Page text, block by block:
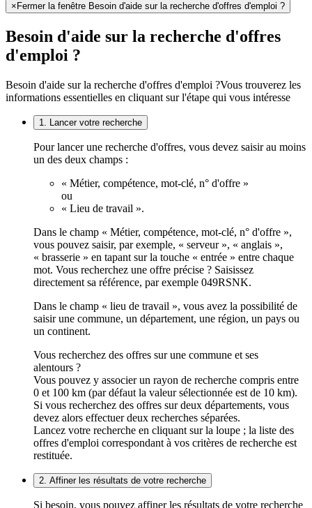
× Fermer la fenêtre Besoin d'aide sur la recherche d'offres d'emploi ?
Besoin d'aide sur la recherche d'offres
d'emploi ?
Besoin d'aide sur la recherche d'offres d'emploi ?Vous trouverez les
informations essentielles en cliquant sur l'étape qui vous intéresse
1. Lancer votre recherche
Pour lancer une recherche d'offres, vous devez saisir au moins
un des deux champs :
« Métier, compétence, mot-clé, n° d'offre »
ou
« Lieu de travail ».
Dans le champ « Métier, compétence, mot-clé, n° d'offre »,
vous pouvez saisir, par exemple, « serveur », « anglais »,
« brasserie » en tapant sur la touche « entrée » entre chaque
mot. Vous recherchez une offre précise ? Saisissez
directement sa référence, par exemple 049RSNK.
Dans le champ « lieu de travail », vous avez la possibilité de
saisir une commune, un département, une région, un pays ou
un continent.
Vous recherchez des offres sur une commune et ses
alentours ?
Vous pouvez y associer un rayon de recherche compris entre
0 et 100 km (par défaut la valeur sélectionnée est de 10 km).
Si vous recherchez des offres sur deux départements, vous
devez alors effectuer deux recherches séparées.
Lancez votre recherche en cliquant sur la loupe ; la liste des
offres d'emploi correspondant à vos critères de recherche est
restituée.
2. Affiner les résultats de votre recherche
Si besoin, vous pouvez affiner les résultats de votre recherche